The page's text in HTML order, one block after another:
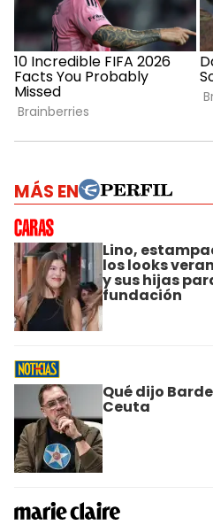
MÁS EN
Lino,
los looks
y sus hijas
fundación
Qué dijo
Ceuta